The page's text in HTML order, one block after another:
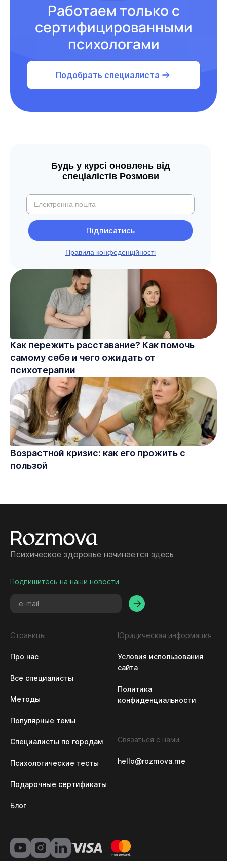
Работаем только с
сертифицированными
психологами
Подобрать специалиста
Будь у курсі оновлень від
спеціалістів Розмови
Правила конфеденційності
Как пережить расставание? Как помочь
самому себе и чего ожидать от
психотерапии
Возрастной кризис: как его прожить с
пользой
Психическое здоровье начинается здесь
Подпишитесь на наши новости
Страницы
Про нас
Все специалисты
Методы
Популярные темы
Специалисты по городам
Психологические тесты
Подарочные сертификаты
Блог
Юридическая информация
Условия использования
сайта
Политика
конфиденциальности
Связаться с нами
hello@rozmova.me